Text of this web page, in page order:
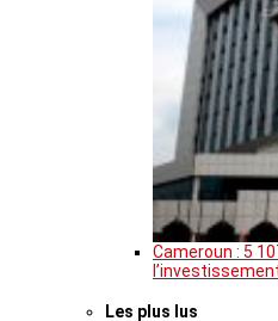
Cameroun : 5
Les plus lus